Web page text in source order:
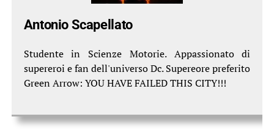
Antonio Scapellato
Studente in Scienze Motorie. Appassionato di
supereroi e fan dell'universo Dc. Supereore preferito
Green Arrow: YOU HAVE FAILED THIS CITY!!!